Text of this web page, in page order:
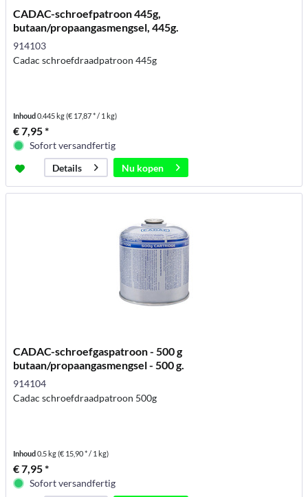
CADAC-schroefpatroon 445g,
butaan/propaangasmengsel, 445g.
914103
Cadac schroefdraadpatroon 445g
Inhoud0.445 kg(€ 17,87 * / 1 kg)
€ 7,95 *
Sofort versandfertig
Details
Nu kopen
CADAC-schroefgaspatroon - 500 g
butaan/propaangasmengsel - 500 g.
914104
Cadac schroefdraadpatroon 500g
Inhoud0.5 kg(€ 15,90 * / 1 kg)
€ 7,95 *
Sofort versandfertig